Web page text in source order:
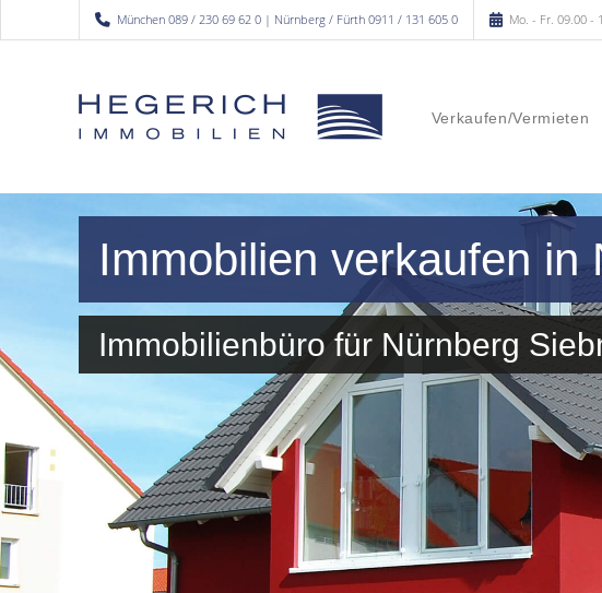
München 089 / 230 69 62 0 | Nürnberg / Fürth 0911 / 131 605 0 Mo. - Fr. 09.00 -
Verkaufen/Vermieten
Immobilien verkaufen
Immobilienbüro für Nürnberg